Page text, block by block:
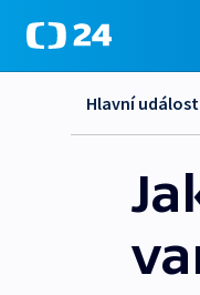
Hlavní